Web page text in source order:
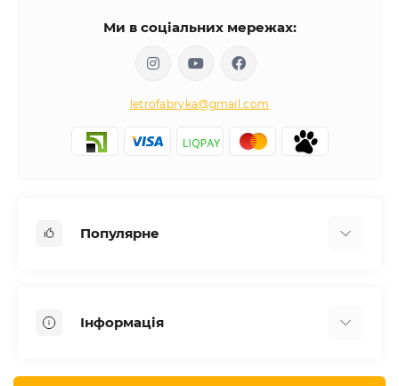
Ми в соціальних мережах:
letrofabryka@gmail.com
Популярне
Комоди для спальні
Меблі в дитячу
Інформація